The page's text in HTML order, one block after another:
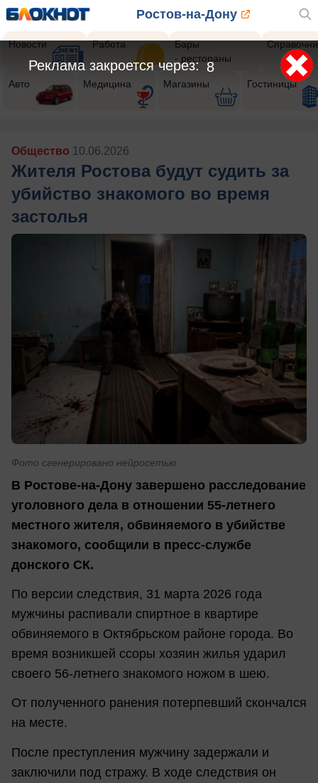
Ростов-на-Дону
Новости Работа
Бары
- рестораны
Авто Медицина Магазины Гостиницы
Общество 10.06.2026
Жителя Ростова будут судить за
убийство знакомого во время
застолья
Фото сгенерировано нейросетью
В Ростове-на-Дону завершено расследование
уголовного дела в отношении 55-летнего
местного жителя, обвиняемого в убийстве
знакомого, сообщили в пресс-службе
донского СК.
По версии следствия, 31 марта 2026 года
мужчины распивали спиртное в квартире
обвиняемого в Октябрьском районе города. Во
время возникшей ссоры хозяин жилья ударил
своего 56-летнего знакомого ножом в шею.
От полученного ранения потерпевший скончался
на месте.
После преступления мужчину задержали и
заключили под стражу. В ходе следствия он
6
Реклама закроется через: